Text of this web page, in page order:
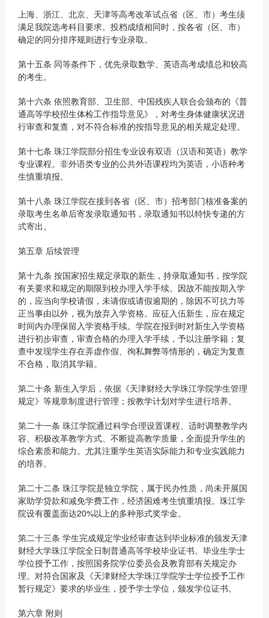
上海、浙江、北京、天津等高考改革试点省（区、市）考生须
满足我院选考科目要求。投档成绩相同时，按各省（区、市）
确定的同分排序规则进行专业录取。
第十五条 同等条件下，优先录取数学、英语高考成绩总和较高
的考生。
第十六条 依照教育部、卫生部、中国残疾人联合会颁布的《普
通高等学校招生体检工作指导意见》，对考生身体健康状况进
行审查和复查，对不符合标准的按指导意见的相关规定处理。
第十七条 珠江学院部分招生专业设有双语（汉语和英语）教学
专业课程。非外语类专业的公共外语课程均为英语，小语种考
生慎重填报。
第十八条 珠江学院在接到各省（区、市）招考部门核准备案的
录取考生名单后寄发录取通知书，录取通知书以特快专递的方
式寄出。
第五章 后续管理
第十九条 按国家招生规定录取的新生，持录取通知书，按学院
有关要求和规定的期限到校办理入学手续。因故不能按期入学
的，应当向学校请假，未请假或请假逾期的，除因不可抗力等
正当事由以外，视为放弃入学资格。应征入伍新生，应在规定
时间内办理保留入学资格手续。学院在报到时对新生入学资格
进行初步审查，审查合格的办理入学手续，予以注册学籍；复
查中发现学生存在弄虚作假、徇私舞弊等情形的，确定为复查
不合格，取消其学籍。
第二十条 新生入学后，依据《天津财经大学珠江学院学生管理
规定》等规章制度进行管理；按教学计划对学生进行培养。
第二十一条 珠江学院通过科学合理设置课程、适时调整教学内
容、积极改革教学方式、不断提高教学质量，全面提升学生的
综合素质和能力。尤其注重学生英语实际能力和专业实践能力
的培养。
第二十二条 珠江学院是独立学院，属于民办性质，尚未开展国
家助学贷款和减免学费工作，经济困难考生慎重填报。珠江学
院设有覆盖面达20%以上的多种形式奖学金。
第二十三条 学生完成规定学业经审查达到毕业标准的颁发天津
财经大学珠江学院全日制普通高等学校毕业证书。毕业生学士
学位授予工作，按照国务院学位委员会及教育部有关规定办
理。对符合国家及《天津财经大学珠江学院学士学位授予工作
暂行规定》要求的毕业生，授予学士学位，颁发学位证书。
第六章 附则